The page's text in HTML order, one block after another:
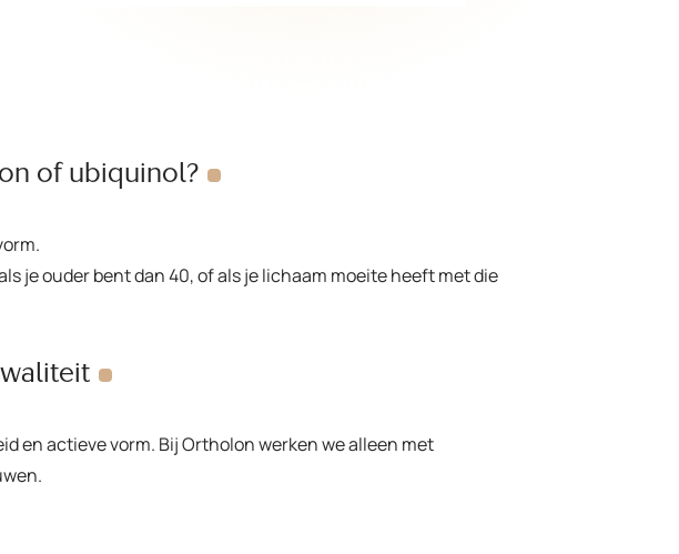
of ubiquinol?
je ouder bent dan 40, of als je lichaam moeite heeft met die
en actieve vorm. Bij Ortholon werken we alleen met